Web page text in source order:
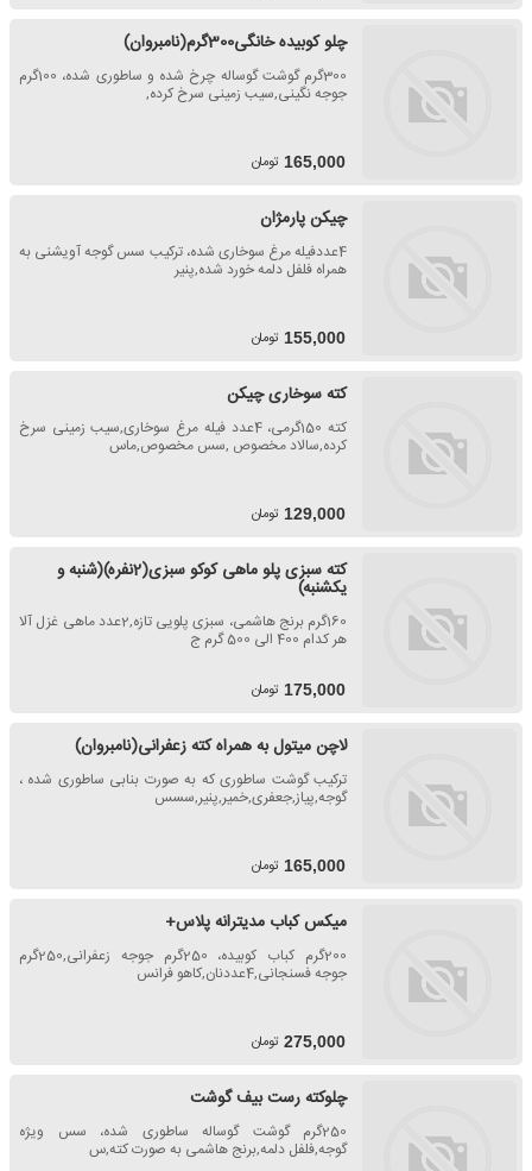
چلو کوبیده خانگی300گرم(نامبروان)
300گرم گوشت گوساله چرخ شده و ساطوری شده، 100گرم
جوجه نگینی,سیب زمینی سرخ کرده,
165,000 تومان
چیکن پارمژان
4عددفیله مرغ سوخاری شده، ترکیب سس گوجه آویشنی به
همراه فلفل دلمه خورد شده,پنیر
155,000 تومان
کته سوخاری چیکن
کته 150گرمی، 4عدد فیله مرغ سوخاری,سیب زمینی سرخ
کرده,سالاد مخصوص ,سس مخصوص,ماس
129,000 تومان
کته سبزی پلو ماهی کوکو سبزی(2نفره)(شنبه و
یکشنبه)
160گرم برنج هاشمی، سبزی پلویی تازه,2عدد ماهی غزل آلا
هر کدام 400 الی 500 گرم ج
175,000 تومان
لاچن میتول به همراه کته زعفرانی(نامبروان)
ترکیب گوشت ساطوری که به صورت بنابی ساطوری شده ،
گوجه,پیاز,جعفری,خمیر,پنیر,سسس
165,000 تومان
میکس کباب مدیترانه پلاس+
200گرم کباب کوبیده، 250گرم جوجه زعفرانی,250گرم
جوجه فسنجانی,4عددنان,کاهو فرانس
275,000 تومان
چلوکته رست بیف گوشت
250گرم گوشت گوساله ساطوری شده، سس ویژه
گوجه,فلفل دلمه,برنج هاشمی به صورت کته,س